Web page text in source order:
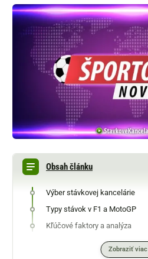
Obsah článku
Výber stávkovej kancelárie
Typy stávok v F1 a MotoGP
Kľúčové faktory a analýza
Zobraziť viac